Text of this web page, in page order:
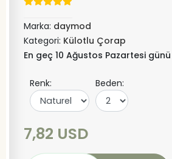
Marka: daymod
Kategori: Külotlu Çorap
En geç 10 Ağustos Pazartesi
Renk: Beden:
7,82 USD